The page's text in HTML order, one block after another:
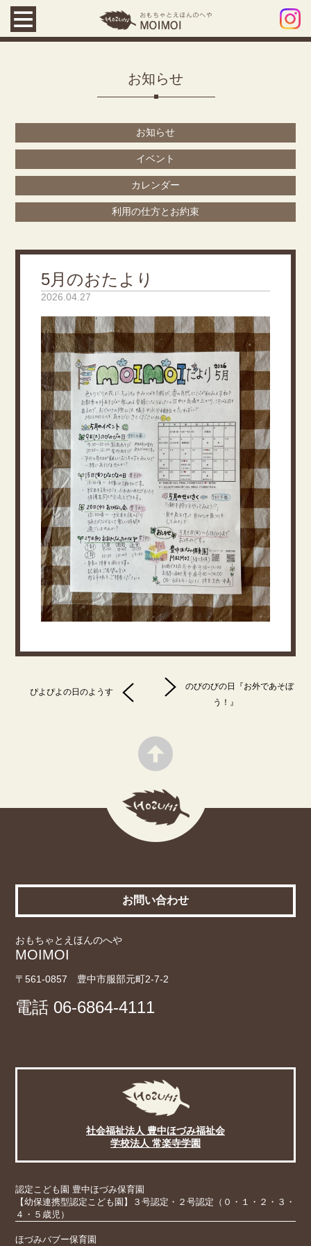
お知らせ
お知らせ
イベント
カレンダー
利用の仕方とお約束
5月のおたより
2026.04.27
ぴよぴよの日のようす
のびのびの日『お外であそぼ
う！』
お問い合わせ
おもちゃとえほんのへや
MOIMOI
〒561-0857 豊中市服部元町2-7-2
電話 06-6864-4111
社会福祉法人 豊中ほづみ福祉会
学校法人 常楽寺学園
認定こども園 豊中ほづみ保育園
【幼保連携型認定こども園】３号認定・２号認定（０・１・２・３・
４・５歳児）
ほづみバブー保育園